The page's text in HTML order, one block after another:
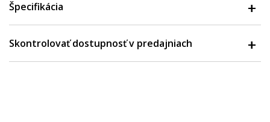
Špecifikácia
Skontrolovať dostupnosť v predajniach